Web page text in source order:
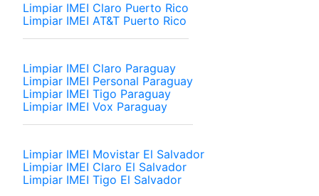
Limpiar IMEI Claro Puerto Rico
Limpiar IMEI AT&T Puerto Rico
Limpiar IMEI Claro Paraguay
Limpiar IMEI Personal Paraguay
Limpiar IMEI Tigo Paraguay
Limpiar IMEI Vox Paraguay
Limpiar IMEI Movistar El Salvador
Limpiar IMEI Claro El Salvador
Limpiar IMEI Tigo El Salvador